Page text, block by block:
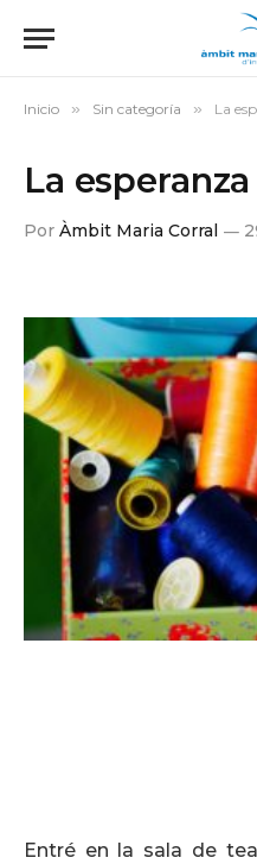
Inicio » Sin categoría » La
La
Por Àmbit Maria Corral
Entré en la sala de